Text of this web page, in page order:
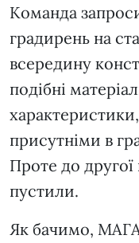
Команда
градирень на
всередину
подібні
присутніми в
Проте до другої
пустили.
Як бачимо,